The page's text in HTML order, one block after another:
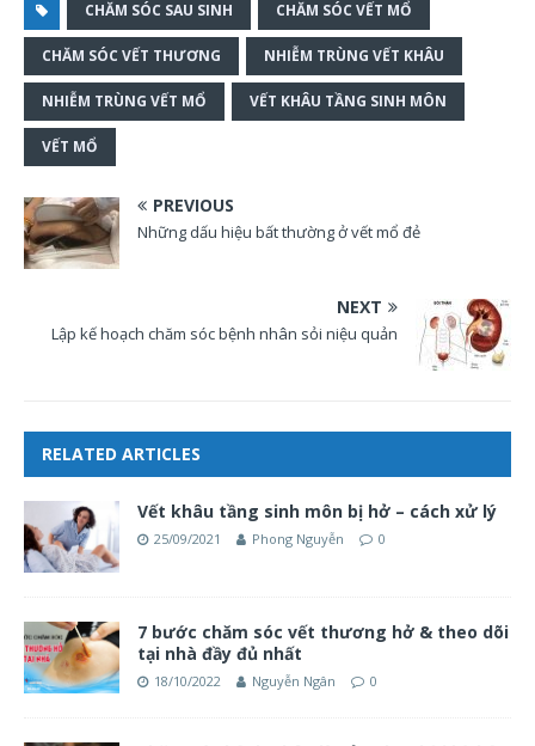
CHĂM SÓC SAU SINH CHĂM SÓC VẾT MỔ
CHĂM SÓC VẾT THƯƠNG NHIỄM TRÙNG VẾT KHÂU
NHIỄM TRÙNG VẾT MỔ VẾT KHÂU TẦNG SINH MÔN
VẾT MỔ
PREVIOUS
Những dấu hiệu bất thường ở vết mổ đẻ
NEXT
Lập kế hoạch chăm sóc bệnh nhân sỏi niệu quản
RELATED ARTICLES
Vết khâu tầng sinh môn bị hở – cách xử lý
25/09/2021 Phong Nguyễn 0
7 bước chăm sóc vết thương hở & theo dõi
tại nhà đầy đủ nhất
18/10/2022 Nguyễn Ngân 0